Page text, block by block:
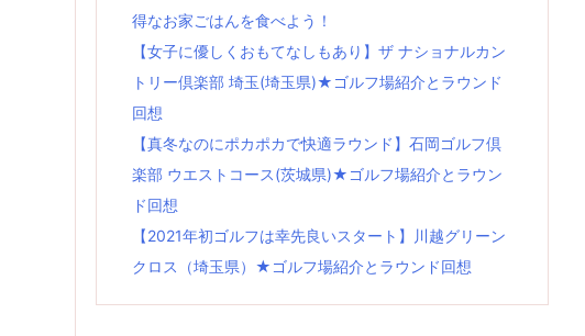
得なお家ごはんを食べよう！
【女子に優しくおもてなしもあり】ザ ナショナルカン
トリー倶楽部 埼玉(埼玉県)★ゴルフ場紹介とラウンド
回想
【真冬なのにポカポカで快適ラウンド】石岡ゴルフ倶
楽部 ウエストコース(茨城県)★ゴルフ場紹介とラウン
ド回想
【2021年初ゴルフは幸先良いスタート】川越グリーン
クロス（埼玉県）★ゴルフ場紹介とラウンド回想